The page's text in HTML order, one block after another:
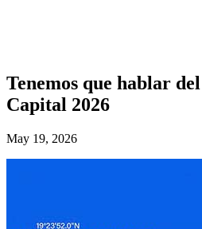
Tenemos que hablar
Capital 2026
May 19, 2026